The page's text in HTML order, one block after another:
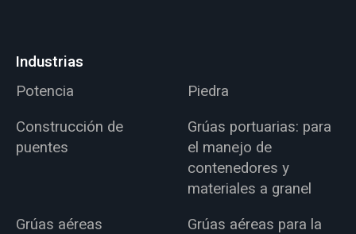
Industrias
Potencia
Piedra
Construcción de
puentes
Grúas portuarias: para
el manejo de
contenedores y
materiales a granel
Grúas aéreas
Grúas aéreas para la